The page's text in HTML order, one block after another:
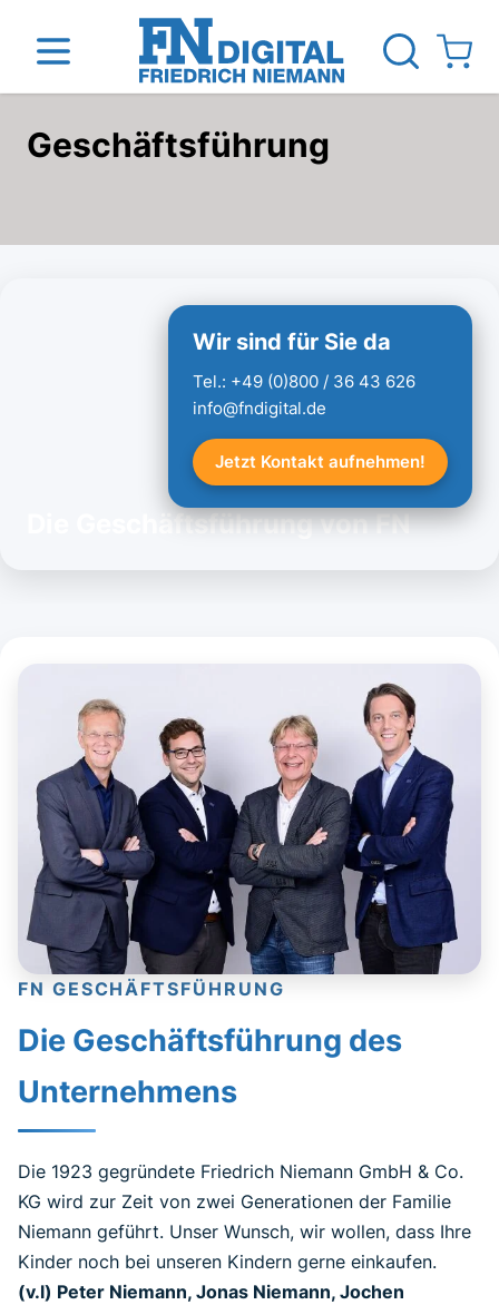
Direkt zum Inhalt
View
Geschäftsführung
Die Geschäftsführung von FN
Wir sind für Sie da
Tel.: +49 (0)800 / 36 43 626
info@fndigital.de
Jetzt Kontakt aufnehmen!
FN GESCHÄFTSFÜHRUNG
Die Geschäftsführung des
Unternehmens
Die 1923 gegründete Friedrich Niemann GmbH & Co.
KG wird zur Zeit von zwei Generationen der Familie
Niemann geführt. Unser Wunsch, wir wollen, dass Ihre
Kinder noch bei unseren Kindern gerne einkaufen.
(v.l) Peter Niemann, Jonas Niemann, Jochen